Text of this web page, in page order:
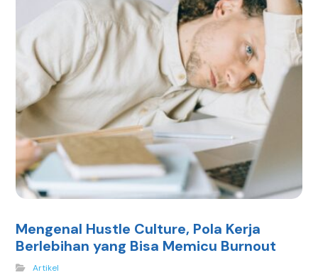
Mengenal Hustle Culture, Pola Kerja
Berlebihan yang Bisa Memicu Burnout
Artikel